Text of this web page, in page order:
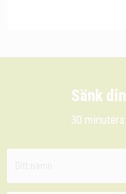
Sänk
30